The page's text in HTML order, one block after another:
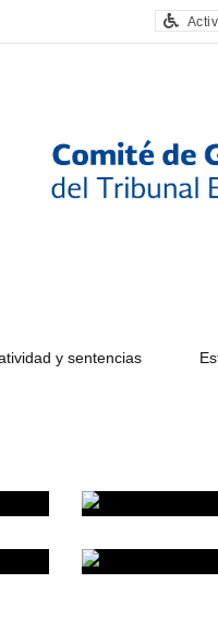
y sentencias